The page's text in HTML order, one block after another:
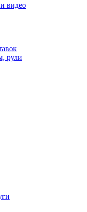
видео
рули